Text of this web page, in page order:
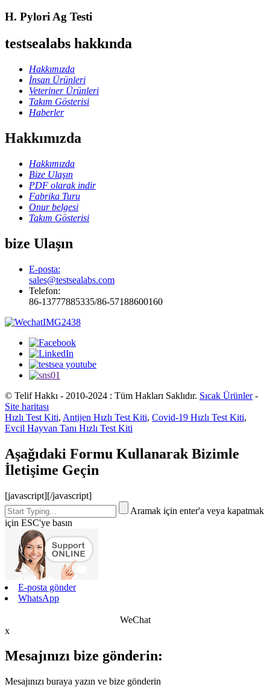
H. Pylori Ag Testi
testsealabs hakkında
Hakkımızda
İnsan Ürünleri
Veteriner Ürünleri
Takım Gösterisi
Haberler
Hakkımızda
Hakkımızda
Bize Ulaşın
PDF olarak indir
Fabrika Turu
Onur belgesi
Takım Gösterisi
bize Ulaşın
E-posta:
sales@testsealabs.com
Telefon:
86-13777885335/86-57188600160
© Telif Hakkı - 2010-2024 : Tüm Hakları Saklıdır. Sıcak Ürünler-
Site haritası
Hızlı Test Kiti, Antijen Hızlı Test Kiti, Covid-19 Hızlı Test Kiti,
Evcil Hayvan Tanı Hızlı Test Kiti
Aşağıdaki Formu Kullanarak Bizimle
İletişime Geçin
[javascript][/javascript]
Aramak için enter'a veya kapatmak
için ESC'ye basın
E-posta gönder
WhatsApp
WeChat
x
Mesajınızı bize gönderin:
Mesajınızı buraya yazın ve bize gönderin